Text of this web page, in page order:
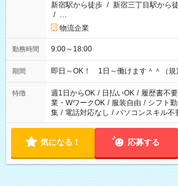
新宿駅から徒歩 / 新宿三丁目駅から
/ …
物流企業
勤務時間 9:00～18:00
期間 即日～OK！ 1日～働けます＾＾（規
特徴 週1日からOK / 日払いOK / 履歴書不要
業・WワークOK / 服装自由 / シフト
集 / 電話対応なし / パソコンスキル不
気になる！ 応募する